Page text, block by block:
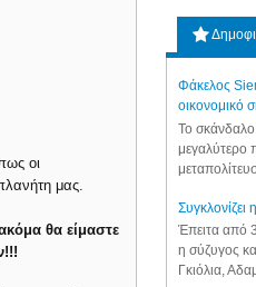
οι
μας.
θα είμαστε
Φάκελος
οικονομικό
Το σκάνδαλο
μεγαλύτερο
Συγκλονίζει
Έπειτα από
η σύζυγος
Γκιόλια,